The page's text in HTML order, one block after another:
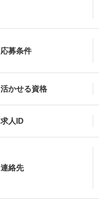
応募条件
活かせる資格
求人ID
連絡先